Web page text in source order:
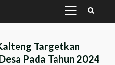
PRIMARY
MENU
Targetkan
Pada Tahun 2024